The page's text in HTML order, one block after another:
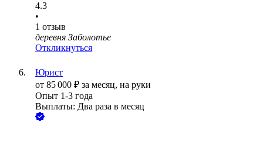
4.3
•
1 отзыв
деревня Заболотье
Откликнуться
Юрист
от 85 000 ₽ за месяц, на руки
Опыт 1-3 года
Выплаты: Два раза в месяц